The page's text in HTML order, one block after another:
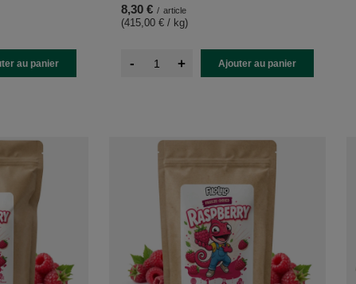
au panier
8,30 € / article
(415,00 € / kg)
- + Ajouter au panier